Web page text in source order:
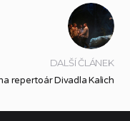
DALŠÍ ČLÁNEK
repertoár Divadla Kalich